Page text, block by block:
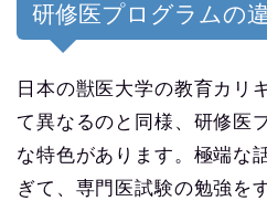
研修医プログラムの
日本の獣医大学の教育カリ
て異なるのと同様、研修医
な特色があります。極端な
ぎて、専門医試験の勉強を